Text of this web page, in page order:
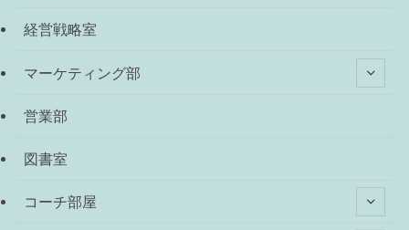
経営戦略室
マーケティング部
営業部
図書室
コーチ部屋